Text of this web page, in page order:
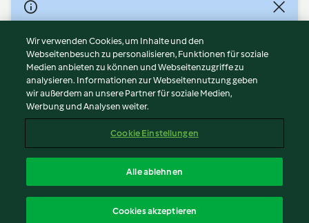
© Copyright 2026
Nutzungsbedingungen
Datenschutzrichtlinien
Disclaimer
Impressum
Cookies
Abo kündigen
Erklärung zur Barrierefreiheit
Wir verwenden Cookies, um Inhalte und den
Webseitenbesuch zu personalisieren, Funktionen für soziale
Medien anbieten zu können und Webseitenzugriffe zu
analysieren. Informationen zur Webseitennutzung geben
wir außerdem an unsere Partner für soziale Medien,
Werbung und Analysen weiter.
Cookie Einstellungen
Alle ablehnen
Cookies akzeptieren